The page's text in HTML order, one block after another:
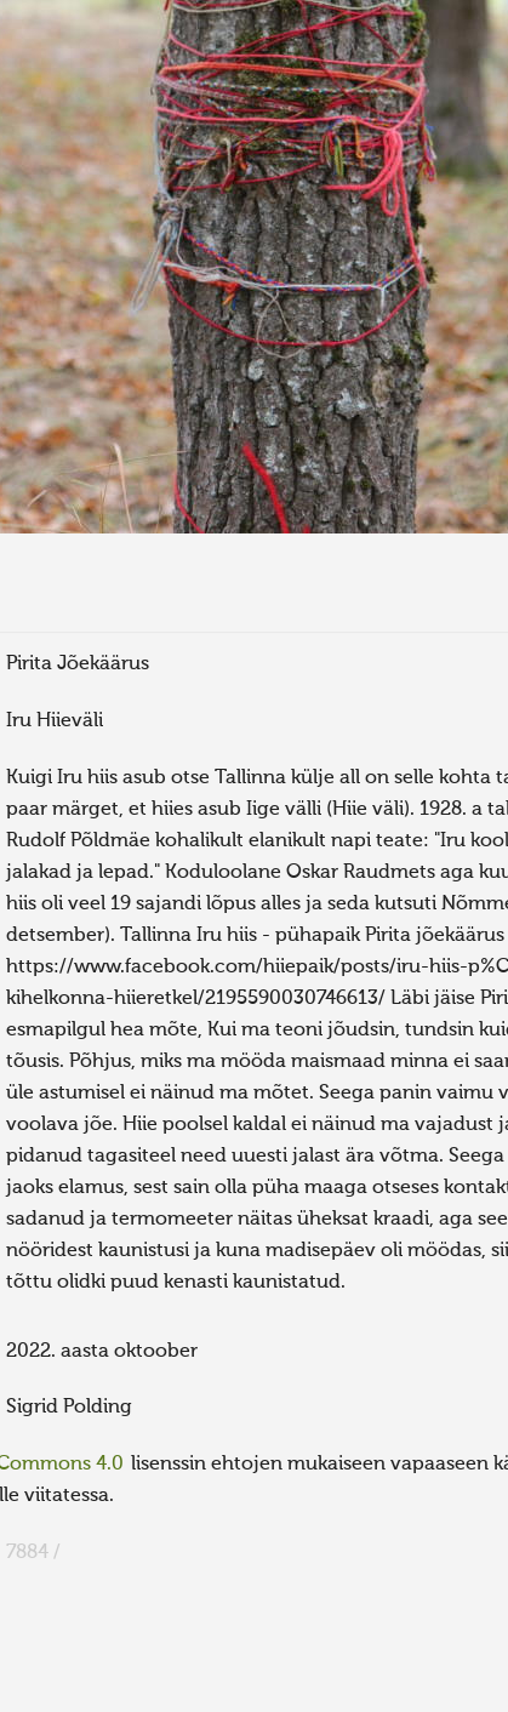
Pirita Jõekäärus
Iru Hiieväli
Kuigi Iru hiis asub otse Tallinna külje all on selle
paar märget, et hiies asub Iige välli (Hiie väli). 1928. a
Rudolf Põldmäe kohalikult elanikult napi teate: "Iru
jalakad ja lepad." Koduloolane Oskar Raudmets aga
hiis oli veel 19 sajandi lõpus alles ja seda kutsuti
detsember). Tallinna Iru hiis - pühapaik Pirita
https://www.facebook.com/hiiepaik/posts/iru-hiis-
kihelkonna-hiieretkel/2195590030746613/ Läbi jäise
esmapilgul hea mõte, Kui ma teoni jõudsin, tundsin
tõusis. Põhjus, miks ma mööda maismaad minna ei
üle astumisel ei näinud ma mõtet. Seega panin vaimu
voolava jõe. Hiie poolsel kaldal ei näinud ma vajadust
pidanud tagasiteel need uuesti jalast ära võtma.
jaoks elamus, sest sain olla püha maaga otseses
sadanud ja termomeeter näitas üheksat kraadi, aga
nööridest kaunistusi ja kuna madisepäev oli möödas,
tõttu olidki puud kenasti kaunistatud.
2022. aasta oktoober
Sigrid Polding
4.0 lisenssin ehtojen mukaiseen vapaaseen
viitatessa.
7884 /